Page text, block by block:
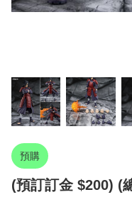
預購
(預訂訂金 $200) (